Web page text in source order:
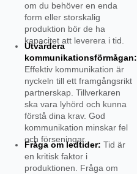
om du behöver en enda
form eller storskalig
produktion bör de ha
kapacitet att leverera i tid.
Utvärdera
kommunikationsförmågan:
Effektiv kommunikation är
nyckeln till ett framgångsrikt
partnerskap. Tillverkaren
ska vara lyhörd och kunna
förstå dina krav. God
kommunikation minskar fel
och förseningar.
Fråga om ledtider: Tid är
en kritisk faktor i
produktionen. Fråga om